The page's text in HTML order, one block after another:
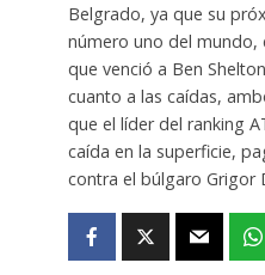
Belgrado, ya que su
número uno del mundo,
que venció a Ben
cuanto a las caídas,
que el líder del ranking
caída en la superficie,
contra el búlgaro Grigor